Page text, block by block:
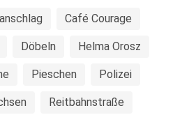
Café Courage
Döbeln Helma Orosz
Pieschen Polizei
Reitbahnstraße